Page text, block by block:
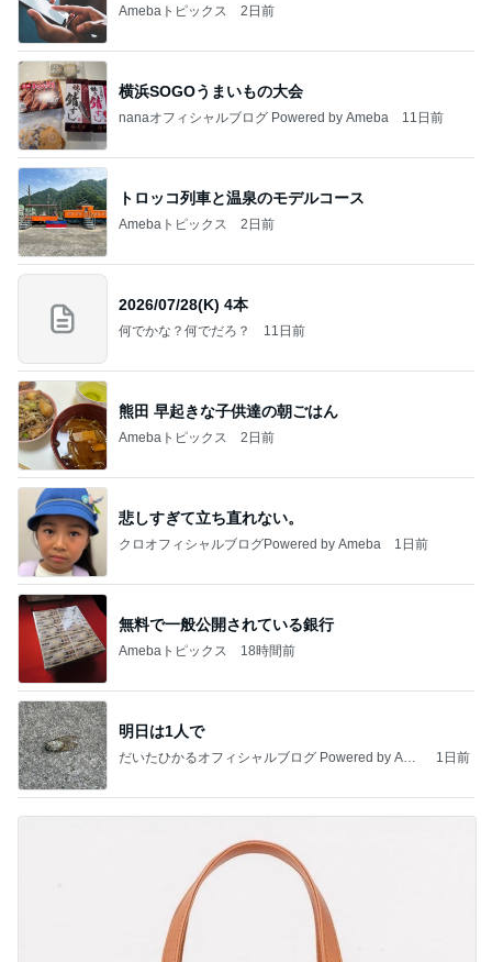
Amebaトピックス 2日前
横浜SOGOうまいもの大会
nanaオフィシャルブログ Powered by Ameba 11日前
トロッコ列車と温泉のモデルコース
Amebaトピックス 2日前
2026/07/28(K) 4本
何でかな？何でだろ？ 11日前
熊田 早起きな子供達の朝ごはん
Amebaトピックス 2日前
悲しすぎて立ち直れない。
クロオフィシャルブログPowered by Ameba 1日前
無料で一般公開されている銀行
Amebaトピックス 18時間前
明日は1人で
だいたひかるオフィシャルブログ Powered by Ame
1日前